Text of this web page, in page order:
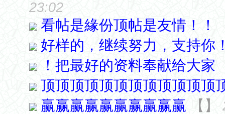
23:02
看帖是緣份顶帖是友情！！
好样的，继续努力，支持你
！把最好的资料奉献给大家
顶顶顶顶顶顶顶顶顶顶顶顶
赢赢赢赢赢赢赢赢赢赢
【 】